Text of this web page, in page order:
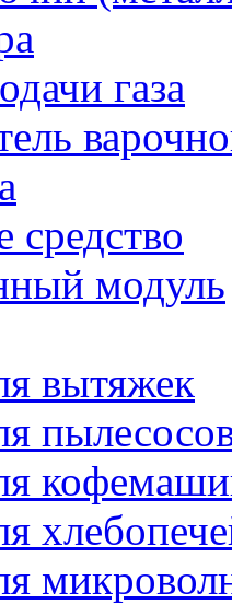
газа
средство
модуль
вытяжек